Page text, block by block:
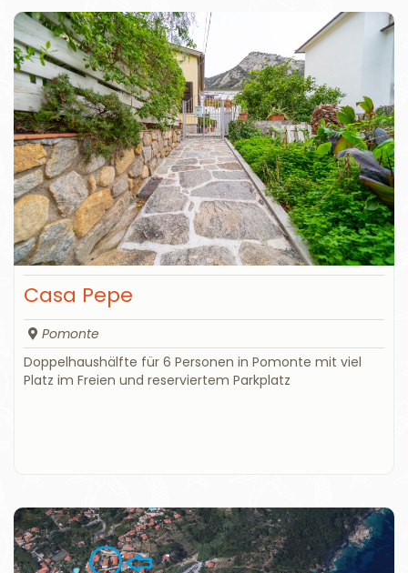
Casa Pepe
Pomonte
Doppelhaushälfte für 6 Personen in Pomonte mit viel
Platz im Freien und reserviertem Parkplatz